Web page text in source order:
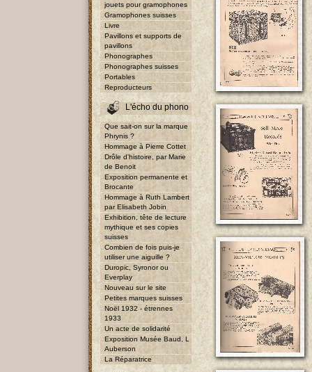
jouets pour gramophones
Gramophones suisses
Livre
Pavillons et supports de
pavillons
Phonographes
Phonographes suisses
Portables
Reproducteurs
L'écho du phono
Que sait-on sur la marque
Phrynis ?
Hommage à Pierre Cottet
Drôle d'histoire, par Marie
de Benoit
Exposition permanente et
Brocante
Hommage à Ruth Lambert
par Elisabeth Jobin
Exhibition, tête de lecture
mythique et ses copies
suisses
Combien de fois puis-je
utiliser une aiguille ?
Duropic, Syronor ou
Everplay
Nouveau sur le site
Petites marques suisses
Noël 1932 - étrennes
1933
Un acte de solidarité
Exposition Musée Baud, L
Auberson
La Réparatrice